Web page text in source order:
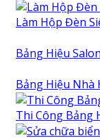
Làm Hộp Đèn
Bảng Hiệu
Bảng Hiệu Nhà
Thi Công Bảng